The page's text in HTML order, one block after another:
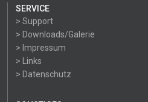
SERVICE
> Support
> Downloads/Galerie
> Impressum
> Links
> Datenschutz